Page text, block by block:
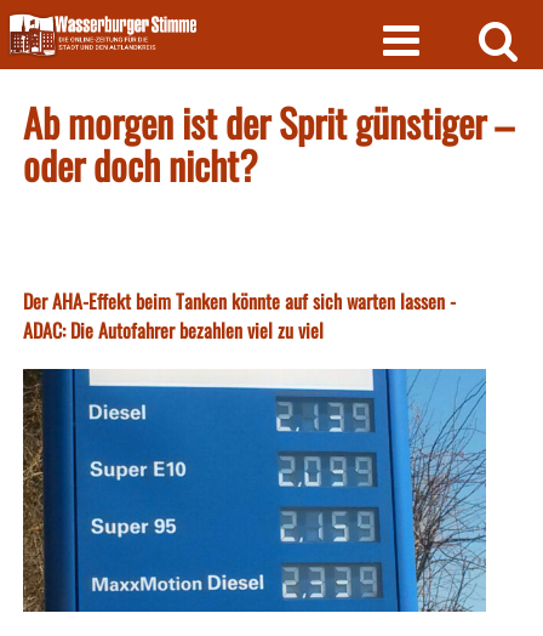
Skip
to
content
Ab morgen ist der Sprit günstiger –
oder doch nicht?
Der AHA-Effekt beim Tanken könnte auf sich warten lassen -
ADAC: Die Autofahrer bezahlen viel zu viel